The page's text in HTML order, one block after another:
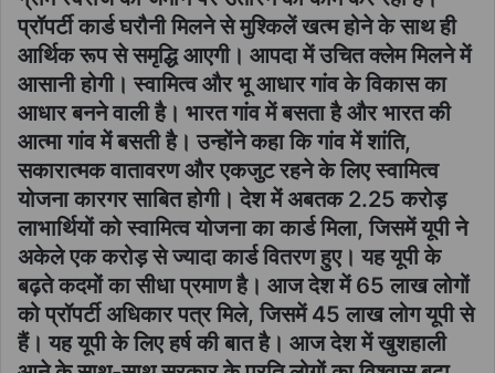
प्रॉपर्टी कार्ड घरौनी मिलने से मुश्किलें खत्म होने के साथ ही
आर्थिक रूप से समृद्धि आएगी। आपदा में उचित क्लेम मिलने में
आसानी होगी। स्वामित्व और भू आधार गांव के विकास का
आधार बनने वाली है। भारत गांव में बसता है और भारत की
आत्मा गांव में बसती है। उन्होंने कहा कि गांव में शांति,
सकारात्मक वातावरण और एकजुट रहने के लिए स्वामित्व
योजना कारगर साबित होगी। देश में अबतक 2.25 करोड़
लाभार्थियों को स्वामित्व योजना का कार्ड मिला, जिसमें यूपी ने
अकेले एक करोड़ से ज्यादा कार्ड वितरण हुए। यह यूपी के
बढ़ते कदमों का सीधा प्रमाण है। आज देश में 65 लाख लोगों
को प्रॉपर्टी अधिकार पत्र मिले, जिसमें 45 लाख लोग यूपी से
हैं। यह यूपी के लिए हर्ष की बात है। आज देश में खुशहाली